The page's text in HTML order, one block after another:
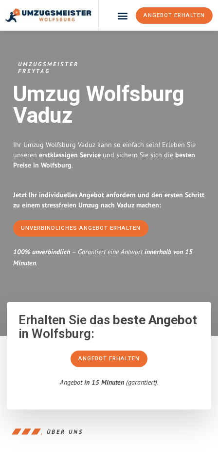
ANGEBOT ERHALTEN
UMZUGSMEISTER
FREYTAG
Umzug Wolfsburg
Vaduz
Ihr Umzug Wolfsburg Vaduz kann so einfach sein! Erleben Sie
unseren erstklassigen Service und sichern Sie sich die besten
Preise in Wolfsburg.
Jetzt Ihr individuelles Angebot anfordern und den ersten Schritt
zu einem stressfreien Umzug nach Vaduz machen:
UNVERBINDLICHES ANGEBOT ERHALTEN
100% unverbindlich – Garantiert eine Antwortinnerhalb von 15
Minuten.
Erhalten Sie dasbeste Angebot
in Wolfsburg:
ANGEBOT ERHALTEN
Angebotin 15 Minuten(garantiert).
ÜBER UNS